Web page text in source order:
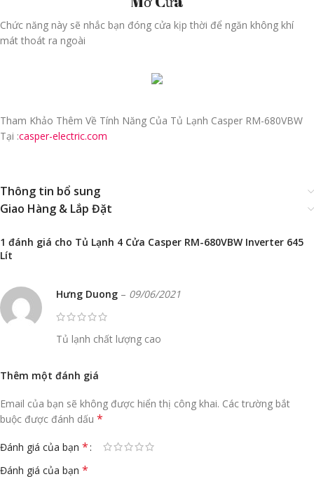
Chức năng này sẽ nhắc bạn đóng cửa kịp thời để ngăn không khí
mát thoát ra ngoài
Tham Khảo Thêm Về Tính Năng Của Tủ Lạnh Casper RM-680VBW
Tại :casper-electric.com
Thông tin bổ sung
Giao Hàng & Lắp Đặt
1 đánh giá cho Tủ Lạnh 4 Cửa Casper RM-680VBW Inverter 645
Lít
Hưng Duong – 09/06/2021
Tủ lạnh chất lượng cao
Thêm một đánh giá
Email của bạn sẽ không được hiển thị công khai. Các trường bắt
buộc được đánh dấu *
Đánh giá của bạn *
Đánh giá của bạn *